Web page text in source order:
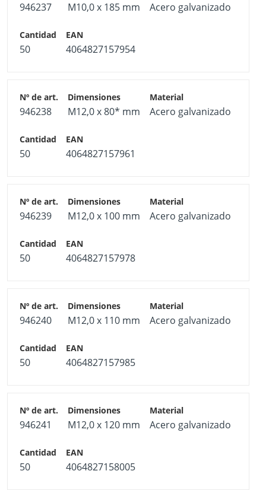
946237 M10,0 x 185 mm Acero galvanizado
50 4064827157954
946238 M12,0 x 80* mm Acero galvanizado
50 4064827157961
946239 M12,0 x 100 mm Acero galvanizado
50 4064827157978
946240 M12,0 x 110 mm Acero galvanizado
50 4064827157985
946241 M12,0 x 120 mm Acero galvanizado
50 4064827158005